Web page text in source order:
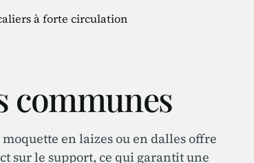
à forte circulation
communes
en laizes ou en dalles offre
sur le support, ce qui garantit une